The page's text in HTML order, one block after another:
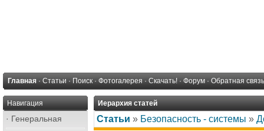
Главная · Статьи · Поиск · Фотогалерея · Скачать! · Форум · Обратная связь
Навигация
· Генеральная
Иерархия статей
Статьи » Безопасность - системы »